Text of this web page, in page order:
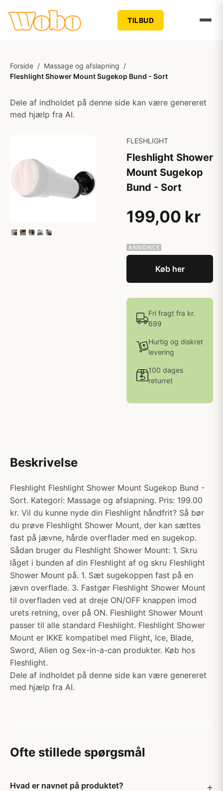
TILBUD
Forside / Massage og afslapning /
Fleshlight Shower Mount Sugekop Bund - Sort
Dele af indholdet på denne side kan være genereret
med hjælp fra AI.
FLESHLIGHT
Fleshlight Shower
Mount Sugekop
Bund - Sort
199,00 kr
Køb her
Fri fragt fra kr.
699
Hurtig og diskret
levering
100 dages
returret
Beskrivelse
Fleshlight Fleshlight Shower Mount Sugekop Bund -
Sort. Kategori: Massage og afslapning. Pris: 199.00
kr. Vil du kunne nyde din Fleshlight håndfrit? Så bør
du prøve Fleshlight Shower Mount, der kan sættes
fast på jævne, hårde overflader med en sugekop.
Sådan bruger du Fleshlight Shower Mount: 1. Skru
låget i bunden af din Fleshlight af og skru Fleshlight
Shower Mount på. 1. Sæt sugekoppen fast på en
jævn overflade. 3. Fastgør Fleshlight Shower Mount
til overfladen ved at dreje ON/OFF knappen imod
urets retning, over på ON. Fleshlight Shower Mount
passer til alle standard Fleshlight. Fleshlight Shower
Mount er IKKE kompatibel med Flight, Ice, Blade,
Sword, Alien og Sex-in-a-can produkter. Køb hos
Fleshlight.
Dele af indholdet på denne side kan være genereret
med hjælp fra AI.
Ofte stillede spørgsmål
Hvad er navnet på produktet?